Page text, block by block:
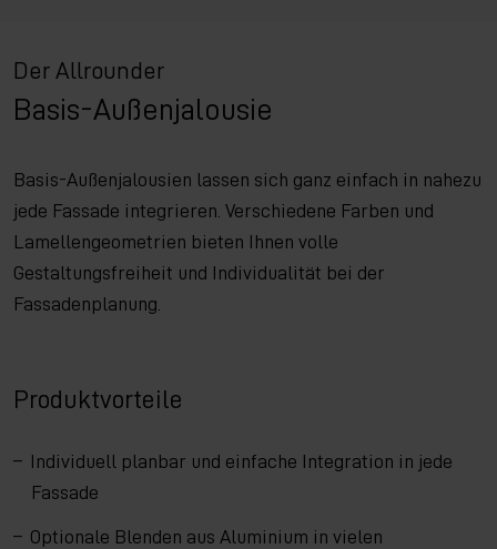
Der Allrounder
Basis-Außenjalousie
Basis-Außenjalousien lassen sich ganz einfach in nahezu
jede Fassade integrieren. Verschiedene Farben und
Lamellengeometrien bieten Ihnen volle
Gestaltungsfreiheit und Individualität bei der
Fassadenplanung.
Produktvorteile
Individuell planbar und einfache Integration in jede
Fassade
Optionale Blenden aus Aluminium in vielen